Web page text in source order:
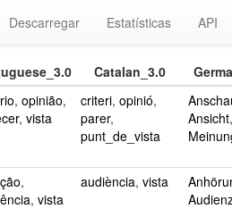
Descarregar Estatísticas API
Catalan_3.0
, opinião,
, vista
criteri, opinió,
parer,
punt_de_vista
Ansicht,
,
, vista
audiència, vista